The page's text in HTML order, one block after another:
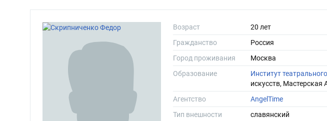
Возраст
20 лет
Гражданство
Россия
Город проживания
Москва
Образование
Институт
искусств,
Агентство
AngelTime
Тип внешности
славянский